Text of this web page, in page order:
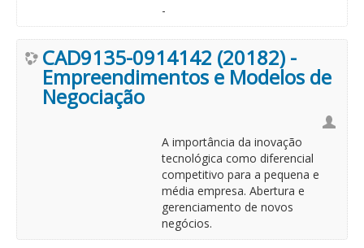
-
CAD9135-0914142 (20182) -
Empreendimentos e Modelos de
Negociação
A importância da inovação
tecnológica como diferencial
competitivo para a pequena e
média empresa. Abertura e
gerenciamento de novos
negócios.